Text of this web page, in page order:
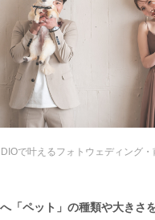
で叶えるフォトウェディング
「ペット」の種類や大きさ